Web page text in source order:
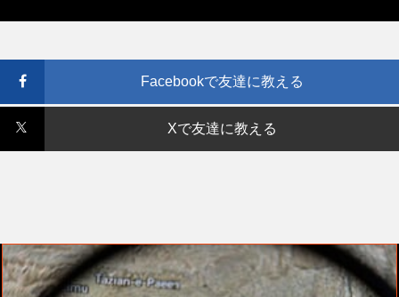
Facebookで友達に教える
Xで友達に教える